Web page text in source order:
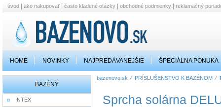
úvod ako nakupovať často kladené otázky obchodné podmienky reklamačný
HOME NOVINKY NAJPREDÁVANEJŠIE ŠPECIÁLNA PONUKA
BAZÉNY
INTEX
bazenovo.sk ⁄ PRÍSLUŠENSTVO K BAZÉNOM⁄
Sprcha solárna